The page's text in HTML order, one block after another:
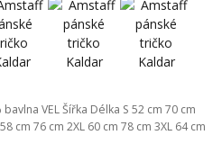
VEL Šířka Délka S 52 cm 70 cm
cm 76 cm 2XL 60 cm 78 cm 3XL 64 cm